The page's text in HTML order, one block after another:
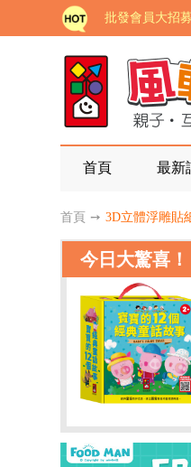
批發會員大招
如需更改或重
老師您好!!幼
海外購物免煩
家長樂了!「風
老師您好!!幼
海外購物免煩
首頁 最新
首頁 ➙ 3D立體浮雕貼
今日大驚喜！